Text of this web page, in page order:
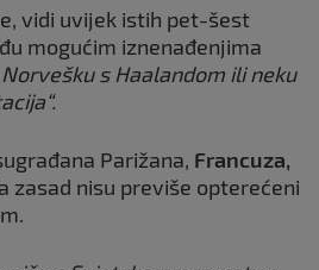
vidi uvijek istih pet-šest
mogućim iznenađenjima
Norvešku s Haalandom ili neku
Parižana, Francuza,
zasad nisu previše opterećeni